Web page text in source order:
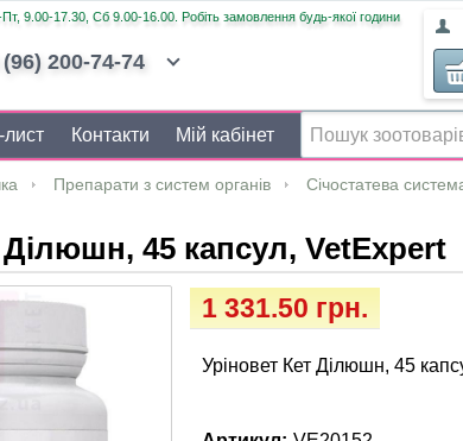
9.00-17.30, Сб 9.00-16.00. Робіть замовлення будь-якої години
200-74-74
Контакти Мій кабінет
Препарати з систем органів
Січостатева
Ділюшн, 45 капсул, VetExpert
1 331.50 грн.
Уріновет Кет Ділюшн, 45